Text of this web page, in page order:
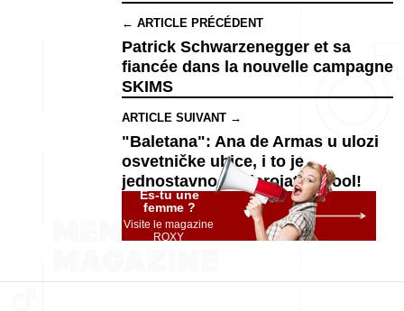
← ARTICLE PRÉCÉDENT
Patrick Schwarzenegger et sa
fiancée dans la nouvelle campagne
SKIMS
ARTICLE SUIVANT →
"Baletana": Ana de Armas u ulozi
osvetničke ubice, i to je
jednostavno nevjerojatno cool!
Es-tu une
femme ?
Visite le magazine
ROXY